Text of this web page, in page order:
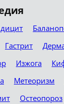
Гастрит
Изжога
Метеоризм
Остеопороз